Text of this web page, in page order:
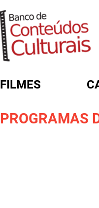
FILMES
PROGRAMAS